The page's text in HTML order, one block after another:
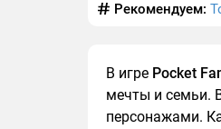
Рекомендуем:
В игре Pocket
мечты и семьи.
персонажами.